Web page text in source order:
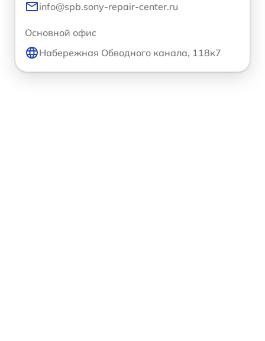
info@spb.sony-repair-center.ru
Основной офис
Набережная Обводного канала, 118к7